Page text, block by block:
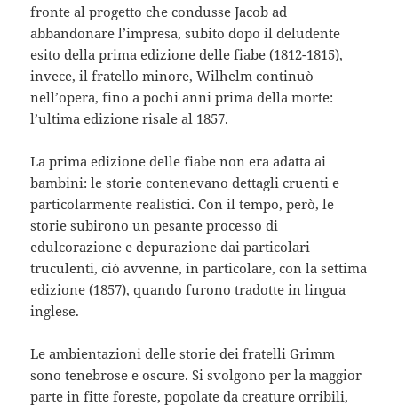
fronte al progetto che condusse Jacob ad
abbandonare l’impresa, subito dopo il deludente
esito della prima edizione delle fiabe (1812-1815),
invece, il fratello minore, Wilhelm continuò
nell’opera, fino a pochi anni prima della morte:
l’ultima edizione risale al 1857.
La prima edizione delle fiabe non era adatta ai
bambini: le storie contenevano dettagli cruenti e
particolarmente realistici. Con il tempo, però, le
storie subirono un pesante processo di
edulcorazione e depurazione dai particolari
truculenti, ciò avvenne, in particolare, con la settima
edizione (1857), quando furono tradotte in lingua
inglese.
Le ambientazioni delle storie dei fratelli Grimm
sono tenebrose e oscure. Si svolgono per la maggior
parte in fitte foreste, popolate da creature orribili,